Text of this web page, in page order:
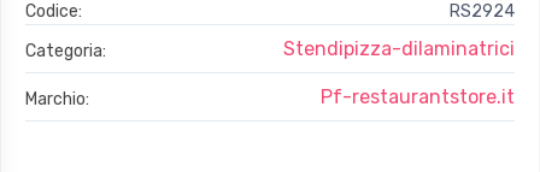
Codice:
RS2924
Categoria:
Stendipizza-dilaminatrici
Marchio: Pf-restaurantstore.it